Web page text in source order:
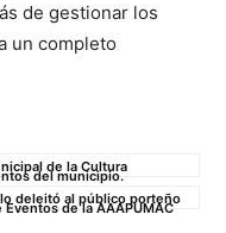
de gestionar los
un completo
de la Cultura
del municipio.
deleitó al público porteño
de la AAAPUMAC